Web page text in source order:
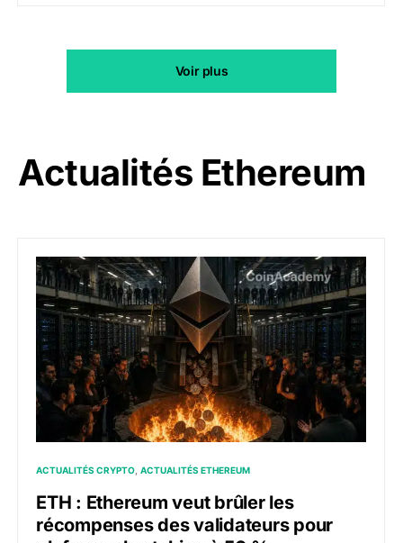
Voir plus
Actualités Ethereum
ETH : Ethereum veut brûler les récompenses des
ACTUALITÉS CRYPTO ACTUALITÉS ETHEREUM
ETH : Ethereum veut brûler les
récompenses des validateurs pour